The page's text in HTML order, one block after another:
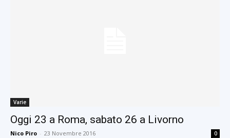
Varie
Oggi 23 a Roma, sabato 26 a Livorno
Nico Piro - 23 Novembre 2016 0